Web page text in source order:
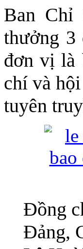
Ban Chỉ
thưởng 3
đơn vị là
chí và
tuyên
Đồng
Đảng,